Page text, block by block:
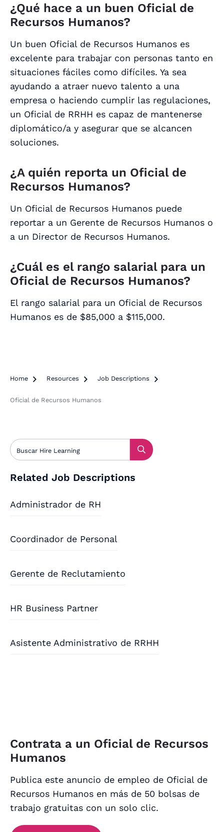
¿Qué hace a un buen Oficial de
Recursos Humanos?
Un buen Oficial de Recursos Humanos es
excelente para trabajar con personas tanto en
situaciones fáciles como difíciles. Ya sea
ayudando a atraer nuevo talento a una
empresa o haciendo cumplir las regulaciones,
un Oficial de RRHH es capaz de mantenerse
diplomático/a y asegurar que se alcancen
soluciones.
¿A quién reporta un Oficial de
Recursos Humanos?
Un Oficial de Recursos Humanos puede
reportar a un Gerente de Recursos Humanos o
a un Director de Recursos Humanos.
¿Cuál es el rango salarial para un
Oficial de Recursos Humanos?
El rango salarial para un Oficial de Recursos
Humanos es de $85,000 a $115,000.
Home  Resources  Job Descriptions 
Oficial de Recursos Humanos
Related Job Descriptions
Administrador de RH
Coordinador de Personal
Gerente de Reclutamiento
HR Business Partner
Asistente Administrativo de RRHH
Contrata a un Oficial de Recursos
Humanos
Publica este anuncio de empleo de Oficial de
Recursos Humanos en más de 50 bolsas de
trabajo gratuitas con un solo clic.